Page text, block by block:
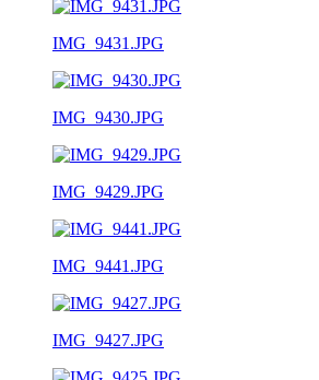
IMG_9431.JPG
IMG_9430.JPG
IMG_9429.JPG
IMG_9441.JPG
IMG_9427.JPG